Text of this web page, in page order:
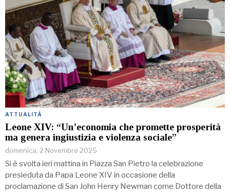
ATTUALITÀ
Leone XIV: “Un’economia che promette prosperità
ma genera ingiustizia e violenza sociale”
domenica, 2 Novembre 2025
Si è svolta ieri mattina in Piazza San Pietro la celebrazione
presieduta da Papa Leone XIV in occasione della
proclamazione di San John Henry Newman come Dottore della